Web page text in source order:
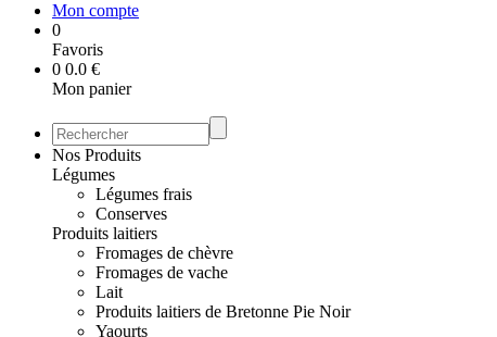
Mon compte
0
Favoris
0 0.0 €
Mon panier
Nos Produits
Légumes
Légumes frais
Conserves
Produits laitiers
Fromages de chèvre
Fromages de vache
Lait
Produits laitiers de Bretonne Pie Noir
Yaourts